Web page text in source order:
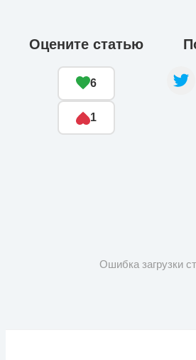
Оцените статью
6
1
Ошибка загрузки